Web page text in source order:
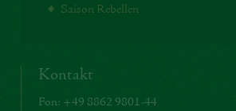
Saison Rebellen
Kontakt
Fon: +49 8862 9801-44